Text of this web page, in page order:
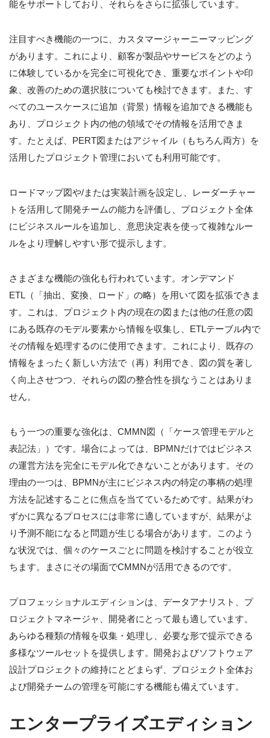
能をサポートしており、それらをさらに拡張しています。
注目すべき機能の一つに、カスタマージャーニーマッピング
があります。これにより、顧客が製品やサービスをどのよう
に体験しているかを完全に可視化でき、重要なポイントや印
象、改善のための選択肢についても検討できます。また、す
べてのユースケースに追加（背景）情報を追加できる機能も
あり、プロジェクト内の他の領域でその情報を活用できま
す。たとえば、PERT図またはアジャイル（もちろん両方）を
活用したプロジェクト管理においても利用可能です。
ロードマップ図や/または実装計画を設定し、レーダーチャー
トを活用して開発チームの能力を評価し、プロジェクト全体
にビジネスルールを追加し、意思決定表を使って複雑なルー
ルをより理解しやすい形で提示します。
さまざまな機能の強化も行われています。オンデマンド
ETL（「抽出、変換、ロード」の略）を用いて図を拡張できま
す。これは、プロジェクト内の現在の図または他の任意の図
にある既存のモデル要素から情報を収集し、ETLテーブル内で
その情報を処理するのに使用できます。これにより、既存の
情報をまったく新しい方法で（再）利用でき、図の質を著し
く向上させつつ、それらの図の整合性を損なうことはありま
せん。
もう一つの重要な強化は、CMMN図（「ケース管理モデルと
表記法」）です。場合によっては、BPMNだけではビジネス
の運営方法を完全にモデル化できないことがあります。その
理由の一つは、BPMNが主にビジネス内の特定の事柄の処理
方法を記述することに焦点を当てているためです。結果がわ
ずかに異なるプロセスには非常に適していますが、結果がよ
り予測不能になると問題が生じる場合があります。このよう
な状況では、個々のケースごとに問題を検討することが役立
ちます。まさにその場面でCMMNが活用できるのです。
プロフェッショナルエディションは、データアナリスト、プ
ロジェクトマネージャ、開発者にとって最も適しています。
あらゆる種類の情報を収集・処理し、必要な形で提示できる
多様なツールセットを提供します。開発およびソフトウェア
設計プロジェクトの維持にとどまらず、プロジェクト全体お
よび開発チームの管理を可能にする機能も備えています。
エンタープライズエディション